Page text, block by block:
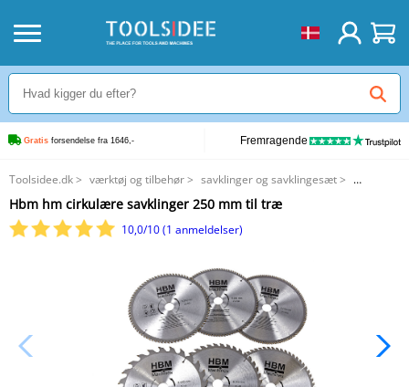
Gratis forsendelse fra 1646,- Fremragende
Toolsidee.dk> værktøj og tilbehør> savklinger og savklingesæt>
Hbm hm cirkulære savklinger 250 mm til træ
Hbm hm cirkulære savklinger 250 mm til træ
10,0/10 (1 anmeldelser)